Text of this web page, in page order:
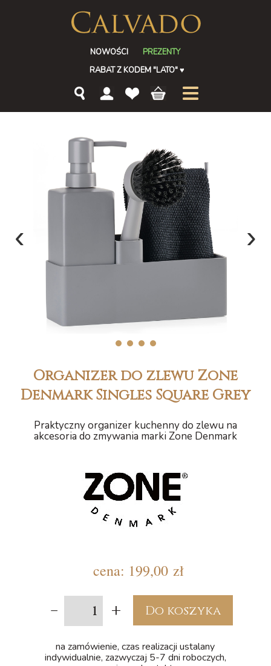
NOWOŚCI
PREZENTY
RABAT Z KODEM "LATO"♥
‹ ›
1 2 3 4
Organizer do zlewu Zone
Denmark Singles Square Grey
Praktyczny organizer kuchenny do zlewu na
akcesoria do zmywania marki Zone Denmark
cena: 199,00 zł
- + Do koszyka
na zamówienie, czas realizacji ustalany
indywidualnie, zazwyczaj 5-7 dni roboczych,